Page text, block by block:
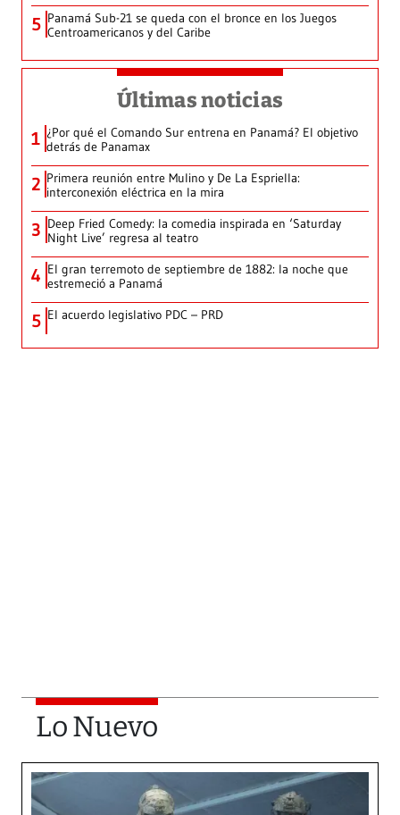
5 Panamá Sub-21 se queda con el bronce en los Juegos
Centroamericanos y del Caribe
Últimas noticias
1 ¿Por qué el Comando Sur entrena en Panamá? El objetivo
detrás de Panamax
2 Primera reunión entre Mulino y De La Espriella:
interconexión eléctrica en la mira
3 Deep Fried Comedy: la comedia inspirada en ‘Saturday
Night Live’ regresa al teatro
4 El gran terremoto de septiembre de 1882: la noche que
estremeció a Panamá
5 El acuerdo legislativo PDC – PRD
Lo Nuevo